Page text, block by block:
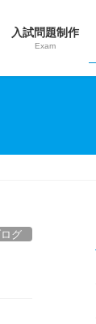
入試問題制作
Exam
グ